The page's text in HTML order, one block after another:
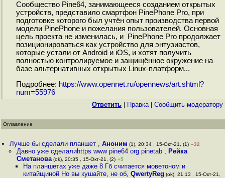
Сообщество Pine64, занимающееся созданием открытых
устройств, представило смартфон PinePhone Pro, при
подготовке которого был учтён опыт производства первой
модели PinePhone и пожелания пользователей. Основная
цель проекта не изменилась, и PinePhone Pro продолжает
позиционироваться как устройство для энтузиастов,
которые устали от Android и iOS, и хотят получить
полностью контролируемое и защищённое окружение на
базе альтернативных открытых Linux-платформ...
Подробнее: https://www.opennet.ru/opennews/art.shtml?
num=55976
Ответить Правка| Cообщить модератору
Оглавление
Лучше бы сделали планшет ,Аноним (1), 20:34 , 15-Окт-21, (1) –32
Давно уже сделалиhttps www pine64 org pinetab , Рейка
Сметанова(ok), 20:35 , 15-Окт-21, (2) +5
На планшетах уже даже 8 Гб считается моветоном и
китайщиной Но вы кушайте, не об, QwertyReg (ok), 21:13 , 15-Окт-21,